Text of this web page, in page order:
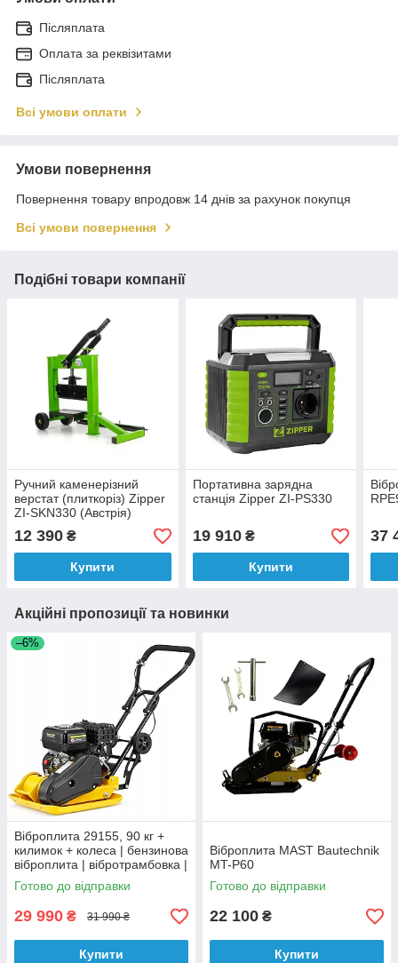
Післяплата
Оплата за реквізитами
Післяплата
Всі умови оплати
Умови повернення
Повернення товару впродовж 14 днів за рахунок покупця
Всі умови повернення
Подібні товари компанії
Ручний каменерізний
верстат (плиткоріз) Zipper
ZI-SKN330 (Австрія)
12 390 ₴
Купити
Портативна зарядна
станція Zipper ZI-PS330
19 910₴
Купити
37
Акційні пропозиції та новинки
–6%
Віброплита 29155, 90 кг +
килимок + колеса | бензинова
віброплита | вібротрамбовка |
трамбівка
Готово до відправки
29 990 ₴ 31 990 ₴
Купити
Віброплита MAST Bautechnik
MT-P60
Готово до відправки
22 100 ₴
Купити